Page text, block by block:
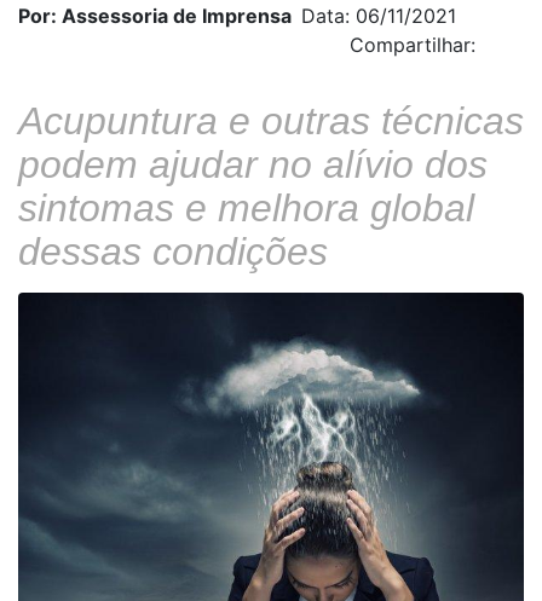
Por: Assessoria de Imprensa Data: 06/11/2021
Compartilhar:
Acupuntura e outras técnicas
podem ajudar no alívio dos
sintomas e melhora global
dessas condições